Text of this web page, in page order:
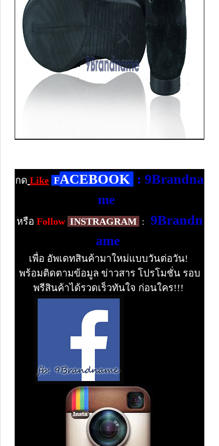
กด Like FACEBOOK : 9Brandna
me
หรือ Follow INSTRAGRAM :
9Brandn
ame
เพื่อ อัพเดทสินค้ามาใหม่แบบวันต่อวัน!
พร้อมติดตามข้อมูล ข่าวสาร โปรโมชั่น รอบ
พรีสินค้าได้รวดเร็วทันใจ ก่อนใคร!!!